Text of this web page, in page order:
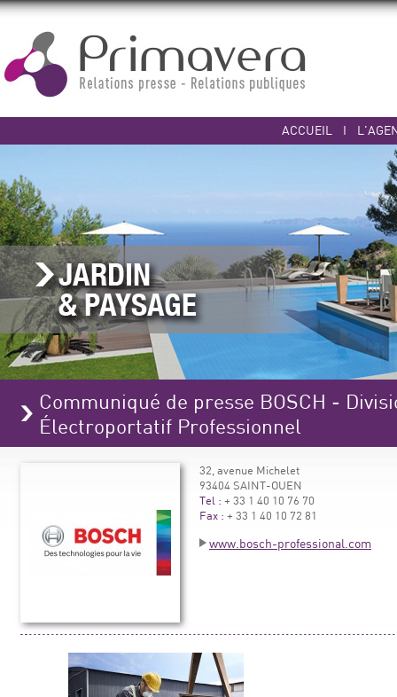
ACCUEIL I
Communiqué de presse BOSCH -
Électroportatif Professionnel
32, avenue Michelet
93404 SAINT-OUEN
Tel : + 33 1 40 10 76 70
Fax : + 33 1 40 10 72 81
www.bosch-professional.com